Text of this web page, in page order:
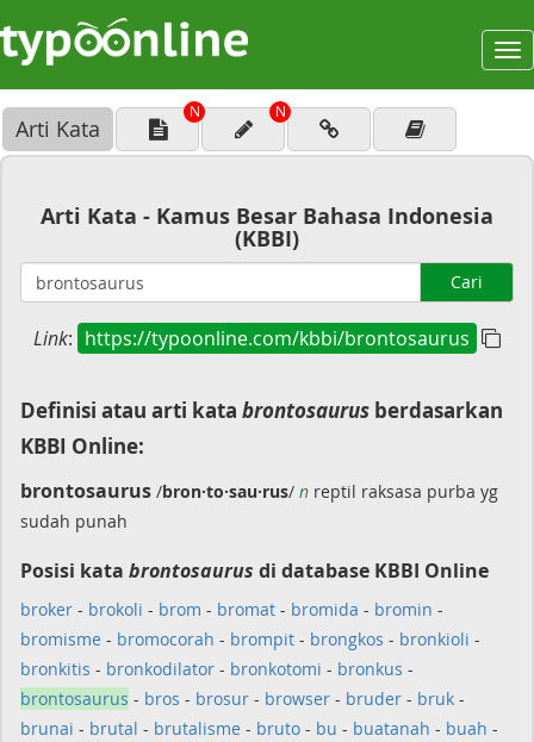
Arti Kata
N N
Arti Kata - Kamus Besar Bahasa Indonesia
(KBBI)
Cari
Link: https://typoonline.com/kbbi/brontosaurus
Definisi atau arti kata brontosaurus berdasarkan
KBBI Online:
brontosaurus /bron·to·sau·rus/ n reptil raksasa purba yg
sudah punah
Posisi kata brontosaurus di database KBBI Online
broker - brokoli - brom - bromat - bromida - bromin -
bromisme - bromocorah - brompit - brongkos - bronkioli -
bronkitis - bronkodilator - bronkotomi - bronkus -
brontosaurus - bros - brosur - browser - bruder - bruk -
brunai - brutal - brutalisme - bruto - bu - buatanah - buah -